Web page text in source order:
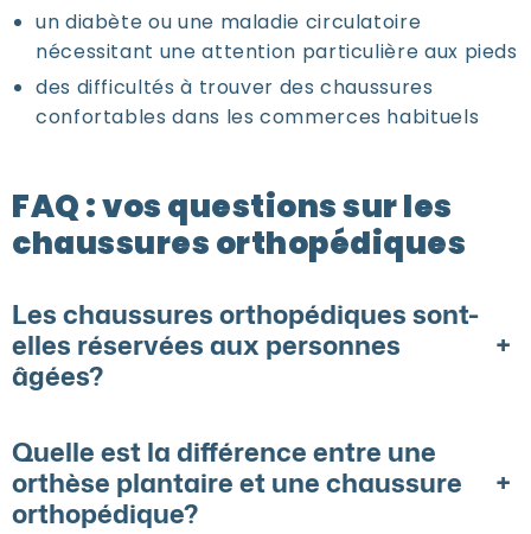
un diabète ou une maladie circulatoire
nécessitant une attention particulière aux pieds
des difficultés à trouver des chaussures
confortables dans les commerces habituels
FAQ : vos questions sur les
chaussures orthopédiques
Les chaussures orthopédiques sont-
elles réservées aux personnes
âgées?
+
Quelle est la différence entre une
orthèse plantaire et une chaussure
orthopédique?
+